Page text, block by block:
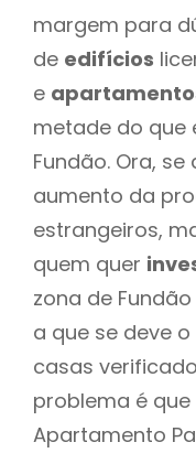
margem para
de edifícios
e
metade do que
Fundão. Ora,
aumento da
estrangeiros,
quem quer
zona de
a que se deve
casas
problema é
Apartamento